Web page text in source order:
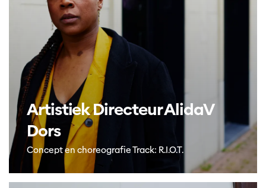
Artistiek Directeur AlidaV
Dors
Concept en choreografie Track: R.I.O.T.